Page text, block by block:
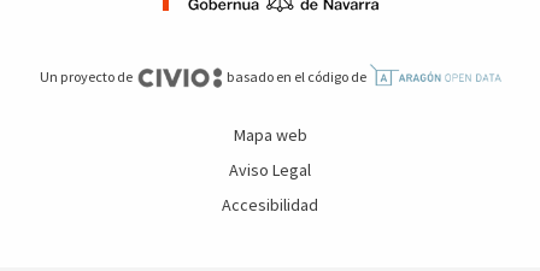
Un proyecto de basado en el código de
Mapa web
Aviso Legal
Accesibilidad